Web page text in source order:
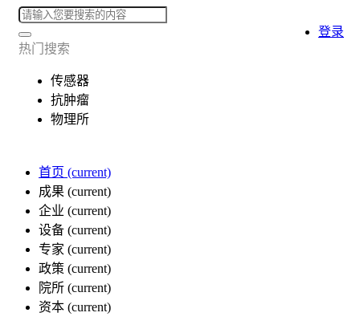
热门搜索
传感器
抗肿瘤
物理所
首页 (current)
成果 (current)
企业 (current)
设备 (current)
专家 (current)
政策 (current)
院所 (current)
资本 (current)
登录